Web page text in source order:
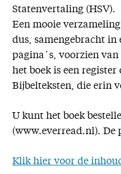
Statenvertaling (HSV).
Een mooie
dus, samengebracht in
pagina´s, voorzien
het boek is een
Bijbelteksten, die erin
U kunt het boek
(www.everread.nl). De
Klik hier voor de